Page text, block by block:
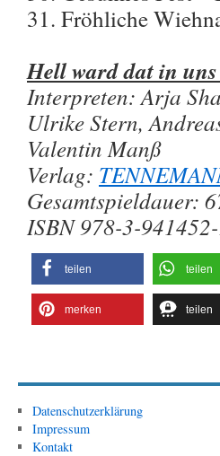
31. Fröhliche
Hell ward dat in
Interpreten: Arja
Ulrike Stern,
Valentin Manß
Verlag:
Gesamtspieldauer:
ISBN 978-3-
teilen teilen
merken teilen
Datenschutzerklärung
Impressum
Kontakt